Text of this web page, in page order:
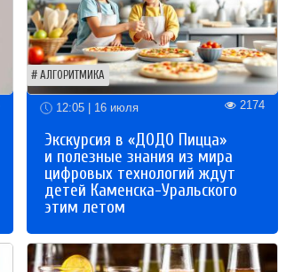
АЛГОРИТМИКА
12:05 | 16 июля 2174
Экскурсия в «ДОДО Пицца»
и полезные знания из мира
цифровых технологий ждут
детей Каменска-Уральского
этим летом